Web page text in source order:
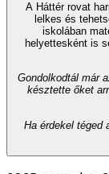
A Háttér rovat
lelkes és
iskolában
helyettesként is
Gondolkodtál már
késztette őket
Ha érdekel téged